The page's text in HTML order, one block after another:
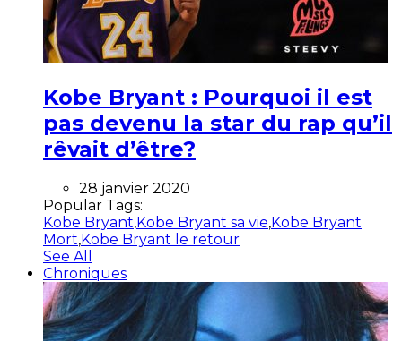
Kobe Bryant : Pourquoi il est
pas devenu la star du rap qu’il
rêvait d’être?
28 janvier 2020
Popular Tags:
Kobe Bryant,Kobe Bryant sa vie,Kobe Bryant
Mort,Kobe Bryant le retour
See All
Chroniques